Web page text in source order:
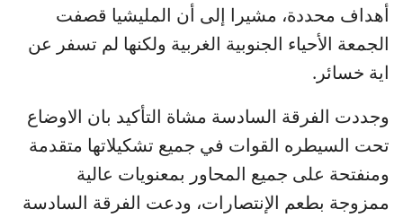
أهداف محددة، مشيرا إلى أن المليشيا قصفت
الجمعة الأحياء الجنوبية الغربية ولكنها لم تسفر عن
اية خسائر.
وجددت الفرقة السادسة مشاة التأكيد بان الاوضاع
تحت السيطره القوات في جميع تشكيلاتها متقدمة
ومنفتحة على جميع المحاور بمعنويات عالية
ممزوجة بطعم الإنتصارات، ودعت الفرقة السادسة